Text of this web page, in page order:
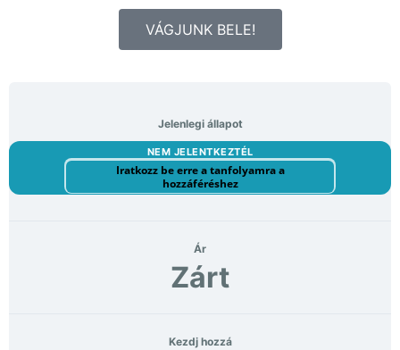
VÁGJUNK BELE!
Jelenlegi állapot
NEM JELENTKEZTÉL
Iratkozz be erre a tanfolyamra a
hozzáféréshez
Ár
Zárt
Kezdj hozzá